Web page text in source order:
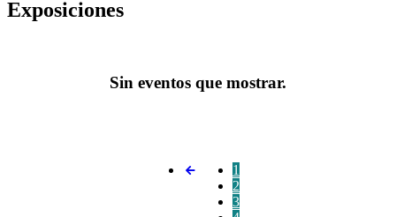
Exposiciones
Sin eventos que mostrar.
1
2
3